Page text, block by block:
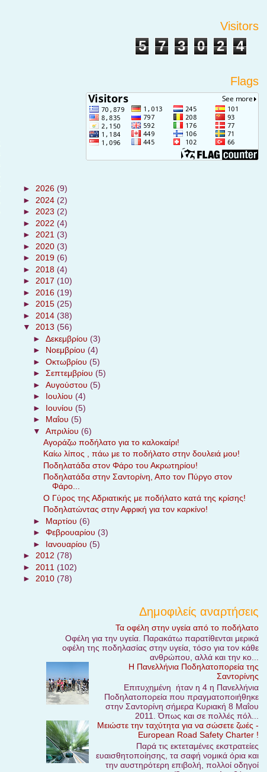
Visitors
5 7 3 0 2 4
Flags
► 2026 (9)
► 2024 (2)
► 2023 (2)
► 2022 (4)
► 2021 (3)
► 2020 (3)
► 2019 (6)
► 2018 (4)
► 2017 (10)
► 2016 (19)
► 2015 (25)
► 2014 (38)
▼ 2013 (56)
► Δεκεμβρίου (3)
► Νοεμβρίου (4)
► Οκτωβρίου (5)
► Σεπτεμβρίου (5)
► Αυγούστου (5)
► Ιουλίου (4)
► Ιουνίου (5)
► Μαΐου (5)
▼ Απριλίου (6)
Αγοράζω ποδήλατο για το καλοκαίρι!
Καίω λίπος , πάω με το ποδήλατο στην δουλειά μου!
Ποδηλατάδα στον Φάρο του Ακρωτηρίου!
Ποδηλατάδα στην Σαντορίνη, Απο τον Πύργο στον
Φάρο...
Ο Γύρος της Αδριατικής με ποδήλατο κατά της κρίσης!
Ποδηλατώντας στην Αφρική για τον καρκίνο!
► Μαρτίου (6)
► Φεβρουαρίου (3)
► Ιανουαρίου (5)
► 2012 (78)
► 2011 (102)
► 2010 (78)
Δημοφιλείς αναρτήσεις
Τα οφέλη στην υγεία από το ποδήλατο
Οφέλη για την υγεία. Παρακάτω παρατίθενται μερικά
οφέλη της ποδηλασίας στην υγεία, τόσο για τον κάθε
ανθρώπου, αλλά και την κο...
Η Πανελλήνια Ποδηλατοπορεία της
Σαντορίνης
Επιτυχημένη ήταν η 4 η Πανελλήνια
Ποδηλατοπορεία που πραγματοποιήθηκε
στην Σαντορίνη σήμερα Κυριακή 8 Μαΐου
2011. Όπως και σε πολλές πόλ...
Μειώστε την ταχύτητα για να σώσετε ζωές -
European Road Safety Charter !
Παρά τις εκτεταμένες εκστρατείες
ευαισθητοποίησης, τα σαφή νομικά όρια και
την αυστηρότερη επιβολή, πολλοί οδηγοί